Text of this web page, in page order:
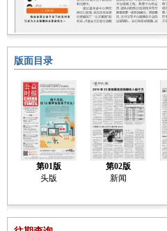
版面目录
第01版
头版
第02版
新闻